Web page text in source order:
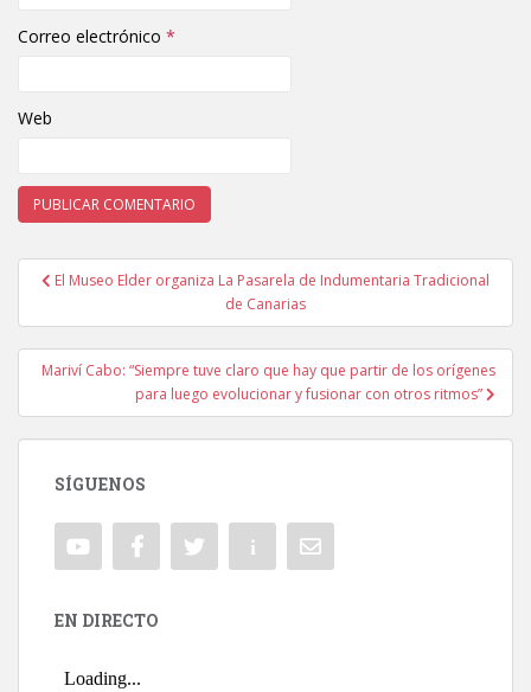
Correo electrónico *
Web
Navegación de entradas
El Museo Elder organiza La Pasarela de Indumentaria Tradicional
de Canarias
Mariví Cabo: “Siempre tuve claro que hay que partir de los orígenes
para luego evolucionar y fusionar con otros ritmos”
SÍGUENOS
EN DIRECTO